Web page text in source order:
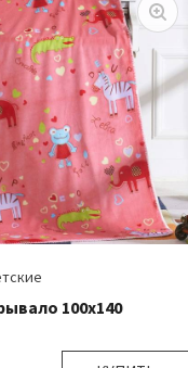
100х140